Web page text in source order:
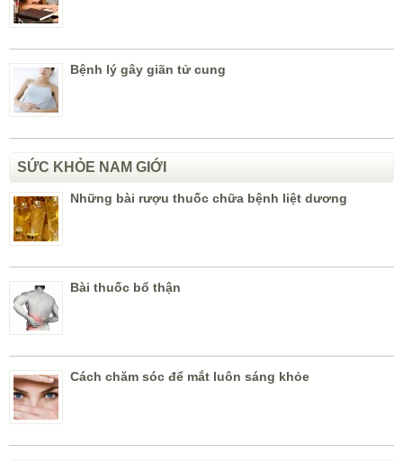
Bệnh lý gây giãn tử cung
SỨC KHỎE NAM GIỚI
Những bài rượu thuốc chữa bệnh liệt dương
Bài thuốc bổ thận
Cách chăm sóc để mắt luôn sáng khỏe